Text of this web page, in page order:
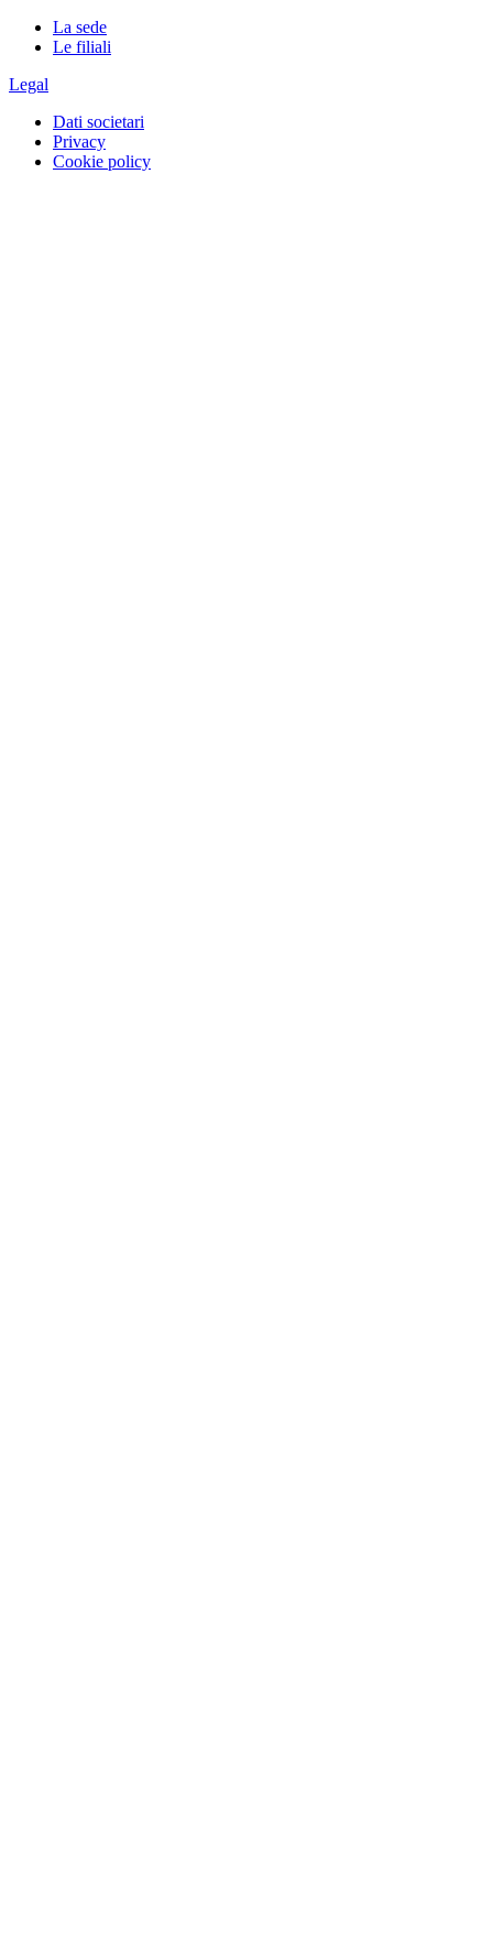
La sede
Le filiali
Legal
Dati societari
Privacy
Cookie policy